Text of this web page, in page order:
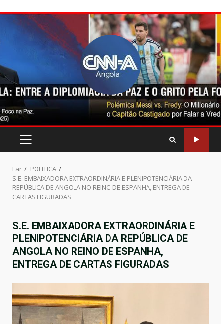
Pular
para
o
MENU
Lar
POLITICA
S.E. EMBAIXADORA EXTRAORDINÁRIA E PLENIPOTENCIÁRIA DA
REPÚBLICA DE ANGOLA NO REINO DE ESPANHA, ENTREGA DE
CARTAS FIGURADAS
S.E. EMBAIXADORA EXTRAORDINÁRIA E
PLENIPOTENCIÁRIA DA REPÚBLICA DE
ANGOLA NO REINO DE ESPANHA,
ENTREGA DE CARTAS FIGURADAS